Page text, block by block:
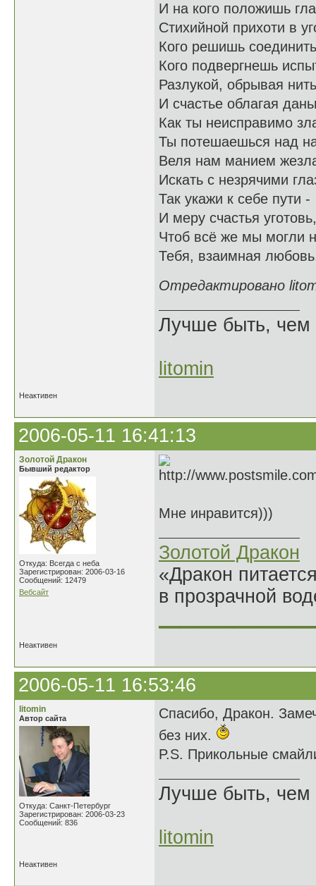
И на кого положишь
Стихийной прихоти в
Кого решишь
Кого подвергнешь
Разлукой, обрывая нить
И счастье облагая
Как ты неисправимо
Ты потешаешься над
Веля нам манием
Искать с незрячими
Так укажи к себе пути -
И меру счастья уготовь,
Чтоб всё же мы могли
Тебя, взаимная
Отредактировано
Лучше быть, чем
litomin
Неактивен
2006-05-11 16:41:13
Золотой Дракон
Бывший редактор
Откуда: Всегда с неба
Зарегистрирован: 2006-03-16
Сообщений: 12479
Вебсайт
Мне инравится)))
Золотой Дракон
«Дракон
в прозрачной
Неактивен
2006-05-11 16:53:46
litomin
Автор сайта
Откуда: Санкт-Петербург
Зарегистрирован: 2006-03-23
Сообщений: 836
Спасибо, Дракон.
без них.
P.S. Прикольные
Лучше быть, чем
litomin
Неактивен